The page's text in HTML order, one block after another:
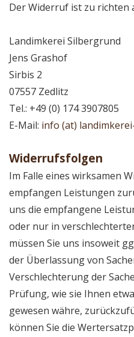
Der Widerruf ist zu richten
Landimkerei Silbergrund
Jens Grashof
Sirbis 2
07557 Zedlitz
Tel.: +49 (0) 174 3907805
E-Mail: info (at)
Widerrufsfolgen
Im Falle eines wirksamen
empfangen Leistungen
uns die empfangene
oder nur in
müssen Sie uns insoweit
der Überlassung von
Verschlechterung der
Prüfung, wie sie Ihnen
gewesen währe,
können Sie die